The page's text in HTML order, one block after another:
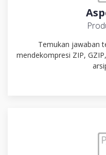
Temukan jawaban
mendekompresi ZIP,